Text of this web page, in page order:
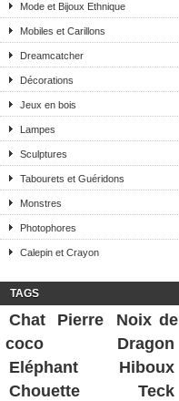
Mode et Bijoux Ethnique
Mobiles et Carillons
Dreamcatcher
Décorations
Jeux en bois
Lampes
Sculptures
Tabourets et Guéridons
Monstres
Photophores
Calepin et Crayon
TAGS
Chat Pierre
Noix de
coco
Dragon
Eléphant
Hiboux
Chouette
Teck